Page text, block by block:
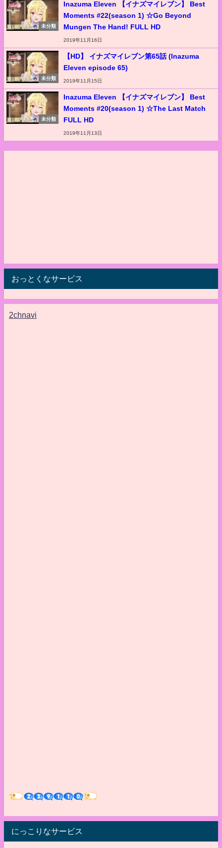
未分類
Inazuma Eleven 【イナズマイレブン】 Best
Moments #22(season 1) ☆Go Beyond
Mungen The Hand! FULL HD
2019年11月16日
未分類
【HD】 イナズマイレブン第65話 (Inazuma
Eleven episode 65)
2019年11月15日
未分類
Inazuma Eleven 【イナズマイレブン】 Best
Moments #20(season 1) ☆The Last Match
FULL HD
2019年11月13日
おっとくなサービス
2chnavi
にっこりなサービス